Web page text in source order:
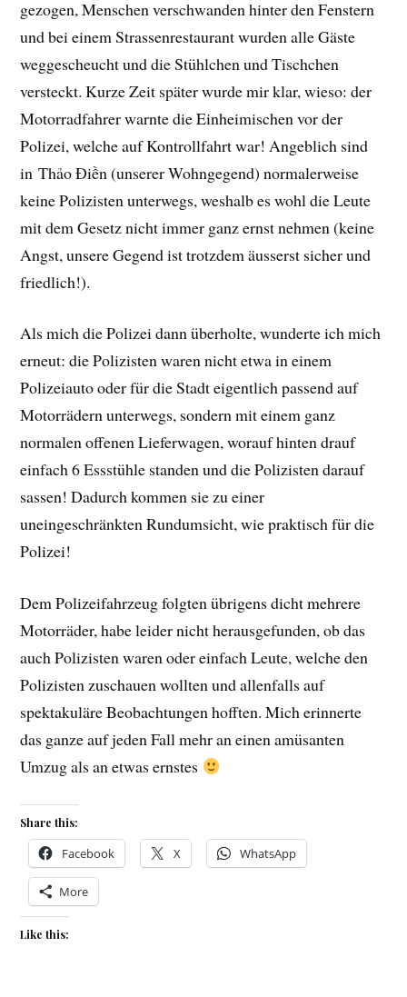
gezogen, Menschen verschwanden hinter den Fenstern
und bei einem Strassenrestaurant wurden alle Gäste
weggescheucht und die Stühlchen und Tischchen
versteckt. Kurze Zeit später wurde mir klar, wieso: der
Motorradfahrer warnte die Einheimischen vor der
Polizei, welche auf Kontrollfahrt war! Angeblich sind
in Thảo Điền (unserer Wohngegend) normalerweise
keine Polizisten unterwegs, weshalb es wohl die Leute
mit dem Gesetz nicht immer ganz ernst nehmen (keine
Angst, unsere Gegend ist trotzdem äusserst sicher und
friedlich!).
Als mich die Polizei dann überholte, wunderte ich mich
erneut: die Polizisten waren nicht etwa in einem
Polizeiauto oder für die Stadt eigentlich passend auf
Motorrädern unterwegs, sondern mit einem ganz
normalen offenen Lieferwagen, worauf hinten drauf
einfach 6 Essstühle standen und die Polizisten darauf
sassen! Dadurch kommen sie zu einer
uneingeschränkten Rundumsicht, wie praktisch für die
Polizei!
Dem Polizeifahrzeug folgten übrigens dicht mehrere
Motorräder, habe leider nicht herausgefunden, ob das
auch Polizisten waren oder einfach Leute, welche den
Polizisten zuschauen wollten und allenfalls auf
spektakuläre Beobachtungen hofften. Mich erinnerte
das ganze auf jeden Fall mehr an einen amüsanten
Umzug als an etwas ernstes
Share this:
Facebook X WhatsApp
More
Like this: